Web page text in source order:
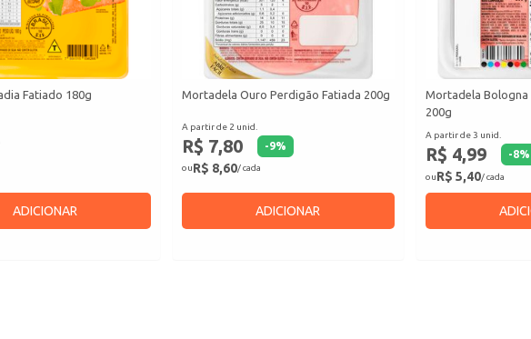
Fatiado 180g
ADICIONAR
Mortadela Ouro Perdigão Fatiada 200g
A partir de 2 unid.
R$ 7,80 -9%
ouR$ 8,60/ cada
ADICIONAR
Mortadela Bologna
200g
A partir de 3 unid.
R$ 4,99 -8%
ouR$ 5,40/ cada